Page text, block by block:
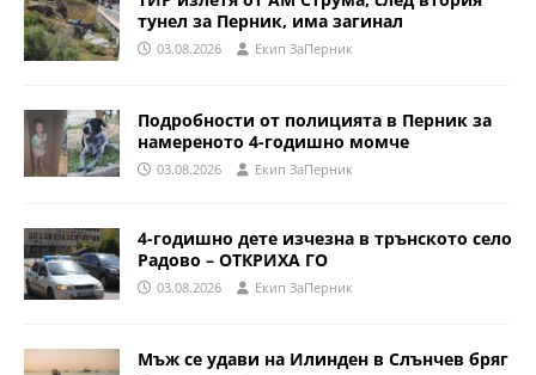
тунел за Перник, има загинал
03.08.2026 Eкип ЗаПерник
Подробности от полицията в Перник за
намереното 4-годишно момче
03.08.2026 Eкип ЗаПерник
4-годишно дете изчезна в трънското село
Радово – ОТКРИХА ГО
03.08.2026 Eкип ЗаПерник
Мъж се удави на Илинден в Слънчев бряг